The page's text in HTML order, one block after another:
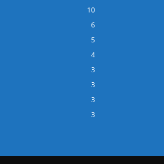
10
6
5
4
3
3
3
3